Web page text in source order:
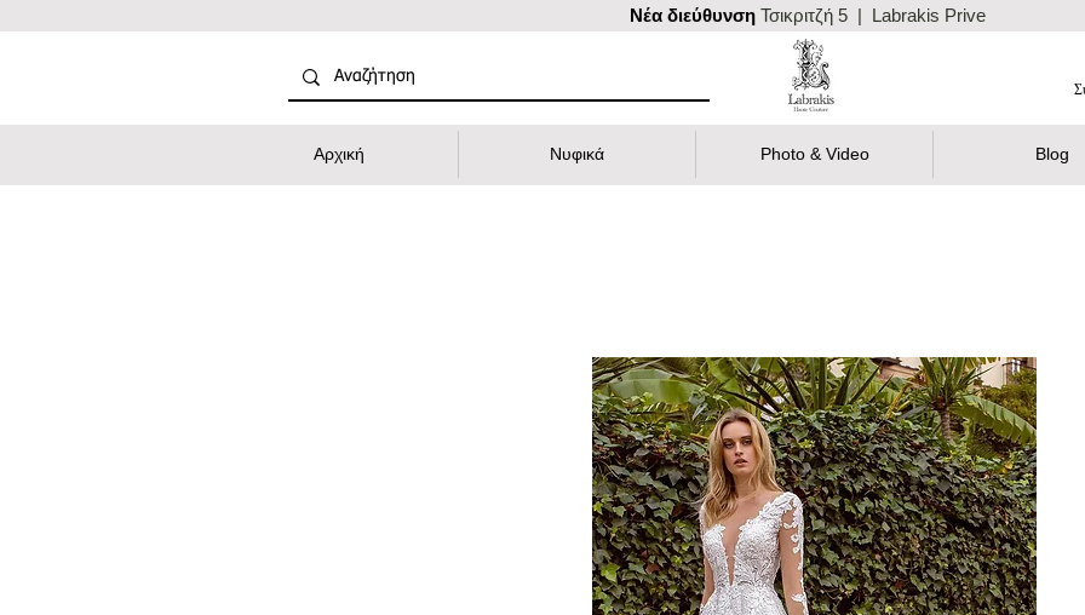
Nέα διεύθυνση Τσικριτζή 5 | Labrakis Prive
Αρχική Νυφικά Photo & Video Blog